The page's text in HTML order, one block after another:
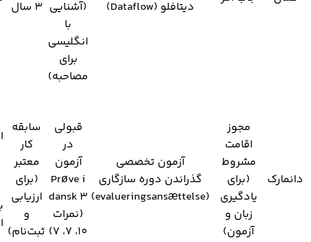
دیتافلو (Dataflow)
(آشنایی
با
انگلیسی
برای
مصاحبه)
۳ سال
دانمارک
مجوز
اقامت
مشروط
(برای
یادگیری
زبان و
آزمون)
آزمون تخصصی
گذراندن دوره سازگاری
(evalueringsansættelse)
قبولی
در
آزمون
Prøve i
dansk 3
(نمرات
۱۰، ۷، ۷)
سابقه
کار
معتبر
(برای
ارزیابی
و
ثبت‌نام)